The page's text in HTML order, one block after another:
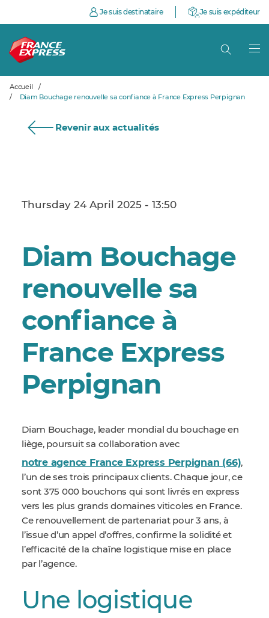
Je suis destinataire Je suis expéditeur
Accueil
/
/
Diam Bouchage renouvelle sa confiance à France Express Perpignan
Revenir aux actualités
Thursday 24 April 2025 - 13:50
Diam Bouchage
renouvelle sa
confiance à
France Express
Perpignan
Diam Bouchage, leader mondial du bouchage en
liège, poursuit sa collaboration avec
notre agence France Express Perpignan (66),
l’un de ses trois principaux clients. Chaque jour, ce
sont 375 000 bouchons qui sont livrés en express
vers les plus grands domaines viticoles en France.
Ce renouvellement de partenariat pour 3 ans, à
l’issue d’un appel d’offres, confirme la solidité et
l’efficacité de la chaîne logistique mise en place
par l’agence.
Une logistique